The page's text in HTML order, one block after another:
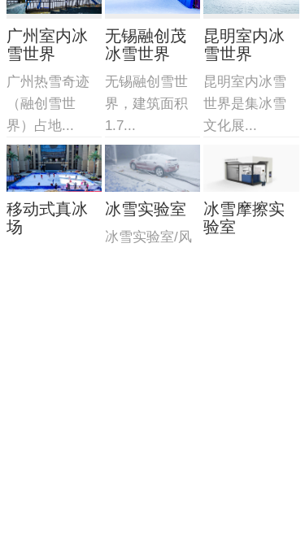
广州室内冰
雪世界
广州热雪奇迹
（融创雪世
界）占地...
无锡融创茂
冰雪世界
无锡融创雪世
界，建筑面积
1.7...
昆明室内冰
雪世界
昆明室内冰雪
世界是集冰雪
文化展...
移动式真冰
场
冰雪实验室
冰雪实验室/风
冰雪摩擦实
验室